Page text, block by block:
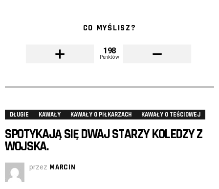
CO MYŚLISZ?
198
Punktów
DŁUGIE KAWAŁY KAWAŁY O PIŁKARZACH KAWAŁY O TEŚCIOWEJ
SPOTYKAJĄ SIĘ DWAJ STARZY KOLEDZY Z
WOJSKA.
przez MARCIN